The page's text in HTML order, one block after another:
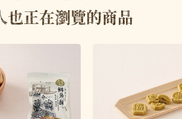
也正在瀏覽的商品